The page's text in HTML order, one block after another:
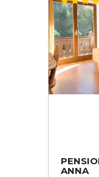
ANNA